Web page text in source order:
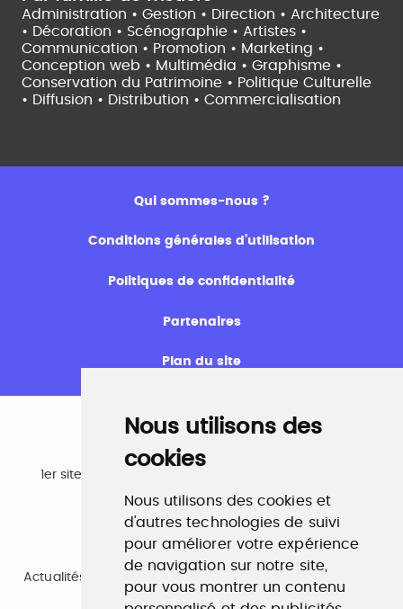
Nous utilisons des
cookies
Nous utilisons des cookies et
d'autres technologies de suivi
pour améliorer votre expérience
de navigation sur notre site,
pour vous montrer un contenu
Administration • Gestion • Direction • Architecture
• Décoration • Scénographie • Artistes •
Communication • Promotion • Marketing •
Conception web • Multimédia • Graphisme •
Conservation du Patrimoine • Politique Culturelle
• Diffusion • Distribution • Commercialisation
Qui sommes-nous ?
Conditions générales d’utilisation
Politiques de confidentialité
Partenaires
Plan du site
Emploi
1er site emploi du secteur culturel 784.000 visites et
www.profilculture.com
Formation
Actualités, guide et annuaire des formations aux métiers
de la culture.